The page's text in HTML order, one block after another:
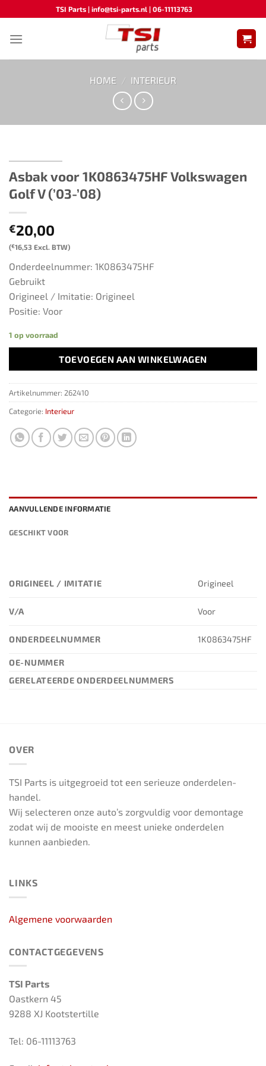
naar
inhoud
TSI Parts | info@tsi-parts.nl | 06-11113763
HOME / INTERIEUR
Asbak voor ​​1K0863475HF​ ​​Volkswagen
Golf V (’03-’08)​
€20,00
(€16,53 Excl. BTW)
Onderdeelnummer: 1K0863475HF
Gebruikt
Origineel / Imitatie: Origineel
Positie: Voor
1 op voorraad
TOEVOEGEN AAN WINKELWAGEN
Artikelnummer: 262410
Categorie: Interieur
AANVULLENDE INFORMATIE
GESCHIKT VOOR
ORIGINEEL / IMITATIE Origineel
V/A Voor
ONDERDEELNUMMER 1K0863475HF
OE-NUMMER
GERELATEERDE ONDERDEELNUMMERS
OVER
TSI Parts is uitgegroeid tot een serieuze onderdelen-
handel.
Wij selecteren onze auto’s zorgvuldig voor demontage
zodat wij de mooiste en meest unieke onderdelen
kunnen aanbieden.
LINKS
Algemene voorwaarden
CONTACTGEGEVENS
TSI Parts
Oastkern 45
9288 XJ Kootstertille
Tel: 06-11113763